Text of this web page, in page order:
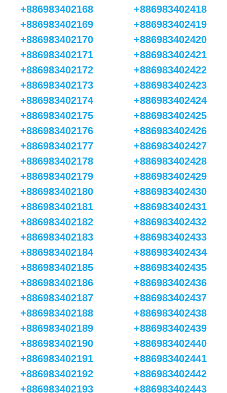
+886983402168
+886983402169
+886983402170
+886983402171
+886983402172
+886983402173
+886983402174
+886983402175
+886983402176
+886983402177
+886983402178
+886983402179
+886983402180
+886983402181
+886983402182
+886983402183
+886983402184
+886983402185
+886983402186
+886983402187
+886983402188
+886983402189
+886983402190
+886983402191
+886983402192
+886983402193
+886983402418
+886983402419
+886983402420
+886983402421
+886983402422
+886983402423
+886983402424
+886983402425
+886983402426
+886983402427
+886983402428
+886983402429
+886983402430
+886983402431
+886983402432
+886983402433
+886983402434
+886983402435
+886983402436
+886983402437
+886983402438
+886983402439
+886983402440
+886983402441
+886983402442
+886983402443